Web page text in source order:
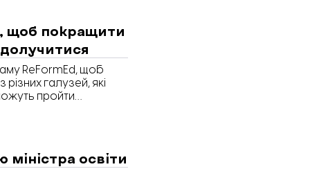
щоб покращити
ReFormEd, щоб
різних галузей, які
пройти
освіти